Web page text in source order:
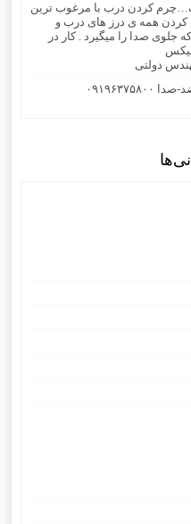
کردن درب با مرغوب ترین
همه ی درز های درب و
جلوی صدا را میگیرد . کار در
اکوستیک -درب عایق-صوتی ضد-صدا ۰۹۱۹۶۳۷۵۸۰۰